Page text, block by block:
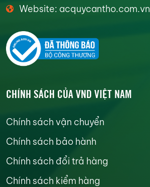
Website: acquycantho.com.vn
CHÍNH SÁCH CỦA VND VIỆT NAM
Chính sách vận chuyển
Chính sách bảo hành
Chính sách đổi trả hàng
Chính sách kiểm hàng